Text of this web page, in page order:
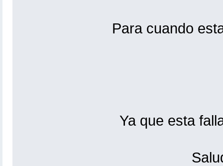
Para cuando
Ya que esta